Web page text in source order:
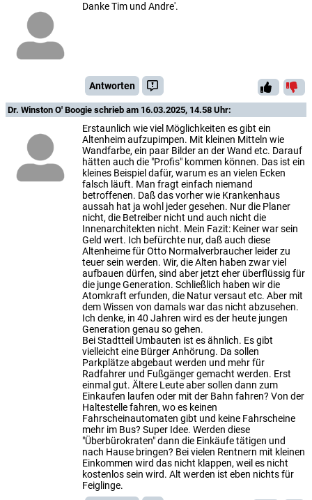
Danke Tim und Andre'.
Antworten
Dr. Winston O' Boogie schrieb am 16.03.2025, 14.58 Uhr:
Erstaunlich wie viel Möglichkeiten es gibt ein
Altenheim aufzupimpen. Mit kleinen Mitteln wie
Wandfarbe, ein paar Bilder an der Wand etc. Darauf
hätten auch die "Profis" kommen können. Das ist ein
kleines Beispiel dafür, warum es an vielen Ecken
falsch läuft. Man fragt einfach niemand
betroffenen. Daß das vorher wie Krankenhaus
aussah hat ja wohl jeder gesehen. Nur die Planer
nicht, die Betreiber nicht und auch nicht die
Innenarchitekten nicht. Mein Fazit: Keiner war sein
Geld wert. Ich befürchte nur, daß auch diese
Altenheime für Otto Normalverbraucher leider zu
teuer sein werden. Wir, die Alten haben zwar viel
aufbauen dürfen, sind aber jetzt eher überflüssig für
die junge Generation. Schließlich haben wir die
Atomkraft erfunden, die Natur versaut etc. Aber mit
dem Wissen von damals war das nicht abzusehen.
Ich denke, in 40 Jahren wird es der heute jungen
Generation genau so gehen.
Bei Stadtteil Umbauten ist es ähnlich. Es gibt
vielleicht eine Bürger Anhörung. Da sollen
Parkplätze abgebaut werden und mehr für
Radfahrer und Fußgänger gemacht werden. Erst
einmal gut. Ältere Leute aber sollen dann zum
Einkaufen laufen oder mit der Bahn fahren? Von der
Haltestelle fahren, wo es keinen
Fahrscheinautomaten gibt und keine Fahrscheine
mehr im Bus? Super Idee. Werden diese
"Überbürokraten" dann die Einkäufe tätigen und
nach Hause bringen? Bei vielen Rentnern mit kleinen
Einkommen wird das nicht klappen, weil es nicht
kostenlos sein wird. Alt werden ist eben nichts für
Feiglinge.